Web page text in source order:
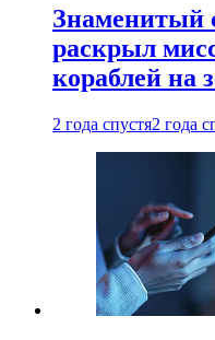
Знаменитый
раскрыл
кораблей на
2 года спустя2 года